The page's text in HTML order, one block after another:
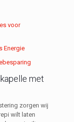
voor
Energie
met
zorgen wij
wilt laten